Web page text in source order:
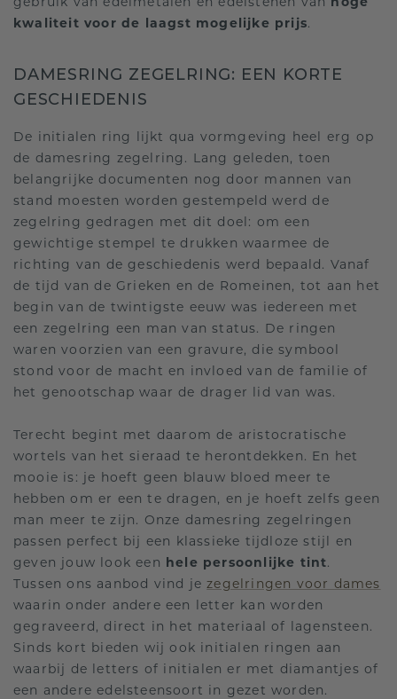
kwaliteit voor de laagst mogelijke prijs.
DAMESRING ZEGELRING: EEN KORTE
GESCHIEDENIS
De initialen ring lijkt qua vormgeving heel erg op
de damesring zegelring. Lang geleden, toen
belangrijke documenten nog door mannen van
stand moesten worden gestempeld werd de
zegelring gedragen met dit doel: om een
gewichtige stempel te drukken waarmee de
richting van de geschiedenis werd bepaald. Vanaf
de tijd van de Grieken en de Romeinen, tot aan het
begin van de twintigste eeuw was iedereen met
een zegelring een man van status. De ringen
waren voorzien van een gravure, die symbool
stond voor de macht en invloed van de familie of
het genootschap waar de drager lid van was.
Terecht begint met daarom de aristocratische
wortels van het sieraad te herontdekken. En het
mooie is: je hoeft geen blauw bloed meer te
hebben om er een te dragen, en je hoeft zelfs geen
man meer te zijn. Onze damesring zegelringen
passen perfect bij een klassieke tijdloze stijl en
geven jouw look een hele persoonlijke tint.
Tussen ons aanbod vind jezegelringen voor dames
waarin onder andere een letter kan worden
gegraveerd, direct in het materiaal of lagensteen.
Sinds kort bieden wij ook initialen ringen aan
waarbij de letters of initialen er met diamantjes of
een andere edelsteensoort in gezet worden.